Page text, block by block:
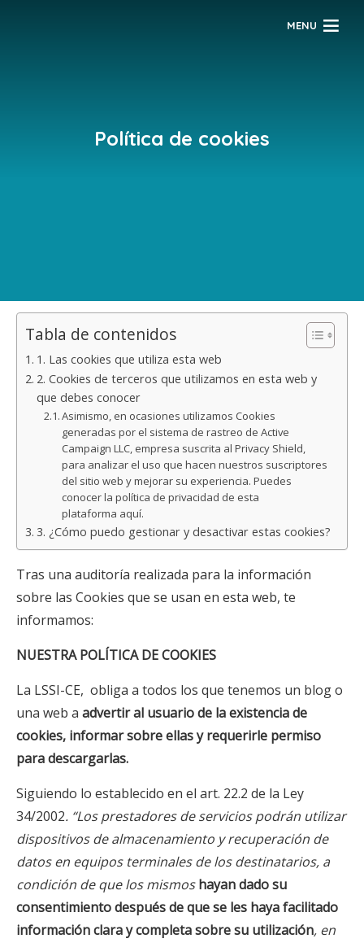
MENU
Política de cookies
Tabla de contenidos
1. Las cookies que utiliza esta web
2. Cookies de terceros que utilizamos en esta web y
que debes conocer
Asimismo, en ocasiones utilizamos Cookies
generadas por el sistema de rastreo de Active
Campaign LLC, empresa suscrita al Privacy Shield,
para analizar el uso que hacen nuestros suscriptores
del sitio web y mejorar su experiencia. Puedes
conocer la política de privacidad de esta
plataforma aquí.
3. ¿Cómo puedo gestionar y desactivar estas cookies?
Tras una auditoría realizada para la información
sobre las Cookies que se usan en esta web, te
informamos:
NUESTRA POLÍTICA DE COOKIES
La LSSI-CE, obliga a todos los que tenemos un blog o
una web a advertir al usuario de la existencia de
cookies, informar sobre ellas y requerirle permiso
para descargarlas.
Siguiendo lo establecido en el art. 22.2 de la Ley
34/2002. “Los prestadores de servicios podrán utilizar
dispositivos de almacenamiento y recuperación de
datos en equipos terminales de los destinatarios, a
condición de que los mismoshayan dado su
consentimiento después de que se les haya facilitado
información clara y completa sobre su utilización, en